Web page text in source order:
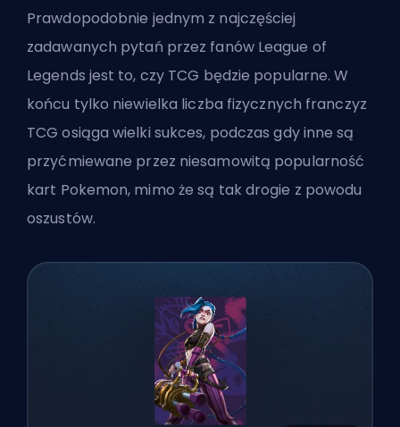
Prawdopodobnie jednym z najczęściej
zadawanych pytań przez fanów League of
Legends jest to, czy TCG będzie popularne. W
końcu tylko niewielka liczba fizycznych franczyz
TCG osiąga wielki sukces, podczas gdy inne są
przyćmiewane przez niesamowitą popularność
kart Pokemon, mimo że są tak drogie z powodu
oszustów.